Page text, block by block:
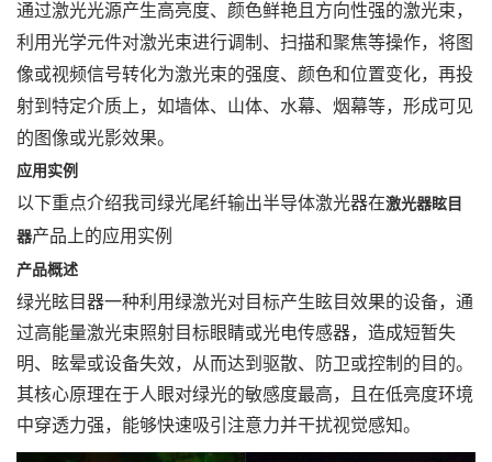
通过激光光源产生高亮度、颜色鲜艳且方向性强的激光束，
利用光学元件对激光束进行调制、扫描和聚焦等操作，将图
像或视频信号转化为激光束的强度、颜色和位置变化，再投
射到特定介质上，如墙体、山体、水幕、烟幕等，形成可见
的图像或光影效果。
应用实例
以下重点介绍我司绿光尾纤输出半导体激光器在激光器眩目
器产品上的应用实例
产品概述
绿光眩目器一种利用绿激光对目标产生眩目效果的设备，通
过高能量激光束照射目标眼睛或光电传感器，造成短暂失
明、眩晕或设备失效，从而达到驱散、防卫或控制的目的。
其核心原理在于人眼对绿光的敏感度最高，且在低亮度环境
中穿透力强，能够快速吸引注意力并干扰视觉感知。